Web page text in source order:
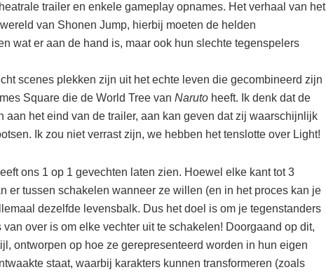
trailer en enkele gameplay opnames. Het verhaal van het
van Shonen Jump, hierbij moeten de helden
wat er aan de hand is, maar ook hun slechte tegenspelers
scenes plekken zijn uit het echte leven die gecombineerd zijn
Square die de World Tree van Naruto heeft. Ik denk dat de
het eind van de trailer, aan kan geven dat zij waarschijnlijk
Ik zou niet verrast zijn, we hebben het tenslotte over Light!
ons 1 op 1 gevechten laten zien. Hoewel elke kant tot 3
er tussen schakelen wanneer ze willen (en in het proces kan je
dezelfde levensbalk. Dus het doel is om je tegenstanders
over is om elke vechter uit te schakelen! Doorgaand op dit,
ontworpen op hoe ze gerepresenteerd worden in hun eigen
staat, waarbij karakters kunnen transformeren (zoals